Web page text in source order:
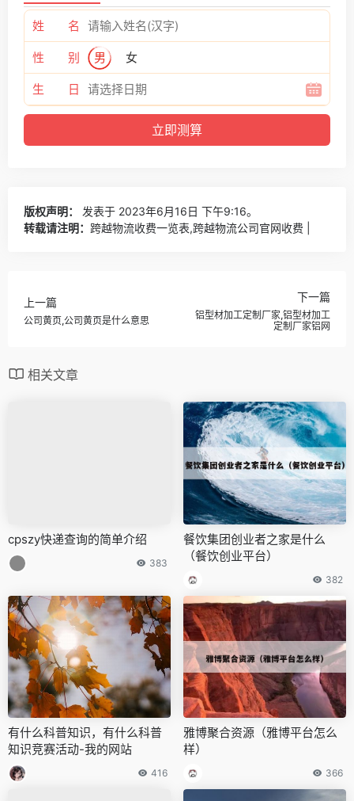
姓 名
性 别 男 女
生 日
版权声明：
发表于 2023年6月16日 下午9:16。
转载请注明： 跨越物流收费一览表,跨越物流公司官网收费 |
上一篇
公司黄页,公司黄页是什么意思
下一篇
铝型材加工定制厂家,铝型材加工
定制厂家铝网
相关文章
cpszy快递查询的简单介绍
383
餐饮集团创业者之家是什么
（餐饮创业平台）
382
有什么科普知识，有什么科普
知识竞赛活动-我的网站
416
雅博聚合资源（雅博平台怎么
样）
366